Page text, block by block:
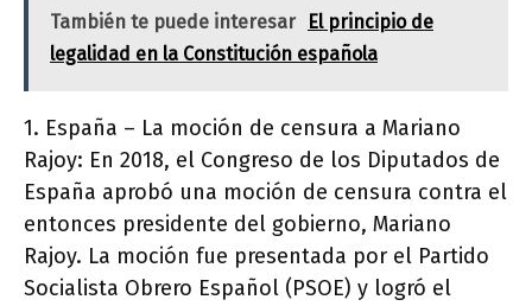
También te puede interesar
El principio de
legalidad en la Constitución española
1. España – La moción de censura a Mariano
Rajoy: En 2018, el Congreso de los Diputados de
España aprobó una moción de censura contra el
entonces presidente del gobierno, Mariano
Rajoy. La moción fue presentada por el Partido
Socialista Obrero Español (PSOE) y logró el